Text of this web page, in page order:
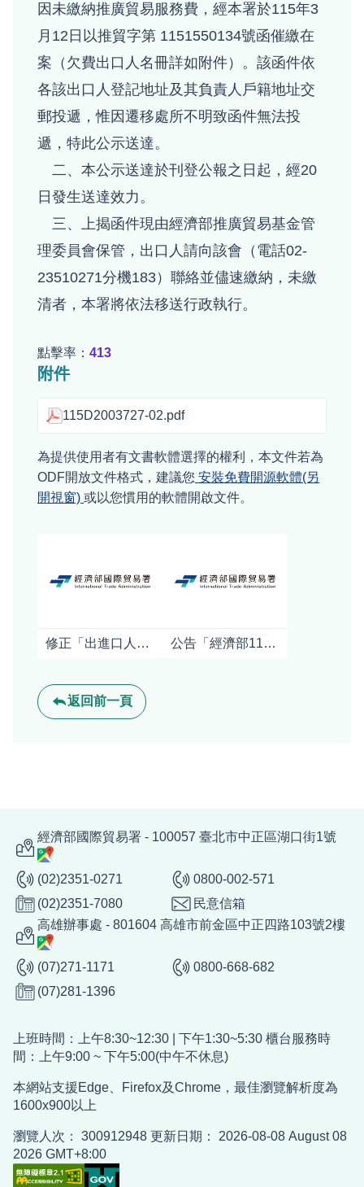
因未繳納推廣貿易服務費，經本署於115年3
月12日以推貿字第 1151550134號函催繳在
案（欠費出口人名冊詳如附件）。該函件依
各該出口人登記地址及其負責人戶籍地址交
郵投遞，惟因遷移處所不明致函件無法投
遞，特此公示送達。
二、本公示送達於刊登公報之日起，經20
日發生送達效力。
三、上揭函件現由經濟部推廣貿易基金管
理委員會保管，出口人請向該會（電話02-
23510271分機183）聯絡並儘速繳納，未繳
清者，本署將依法移送行政執行。
點擊率： 413
附件
115D2003727-02.pdf
為提供使用者有文書軟體選擇的權利，本文件若為
ODF開放文件格式，建議您 安裝免費開源軟體(另
開視窗) 或以您慣用的軟體開啟文件。
修正「出進口人產地標示不實案件檢舉處理及獎勵辦法」 公告「經濟部115年度補助企業布建海外通路計畫申請須知」。
返回前一頁
經濟部國際貿易署 - 100057 臺北市中正區湖口街1號
(02)2351-0271
0800-002-571
(02)2351-7080
民意信箱
高雄辦事處 - 801604 高雄市前金區中正四路103號2樓
(07)271-1171
0800-668-682
(07)281-1396
上班時間：上午8:30~12:30 | 下午1:30~5:30 櫃台服務時
間：上午9:00 ~ 下午5:00(中午不休息)
本網站支援Edge、Firefox及Chrome，最佳瀏覽解析度為
1600x900以上
瀏覽人次： 300912948 更新日期： 2026-08-08 August 08
2026 GMT+8:00